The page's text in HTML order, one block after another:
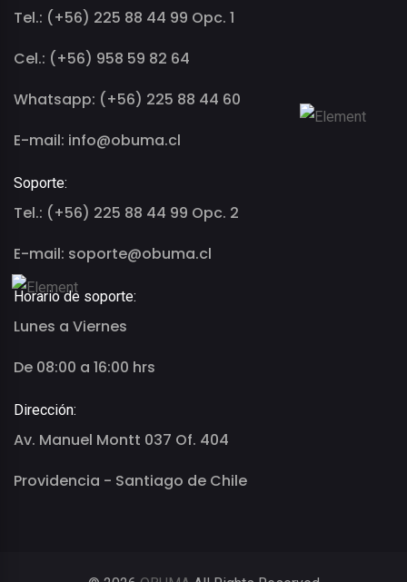
Tel.: (+56) 225 88 44 99 Opc. 1
Cel.: (+56) 958 59 82 64
Whatsapp: (+56) 225 88 44 60
E-mail: info@obuma.cl
Soporte:
Tel.: (+56) 225 88 44 99 Opc. 2
E-mail: soporte@obuma.cl
Horario de soporte:
Lunes a Viernes
De 08:00 a 16:00 hrs
Dirección:
Av. Manuel Montt 037 Of. 404
Providencia - Santiago de Chile